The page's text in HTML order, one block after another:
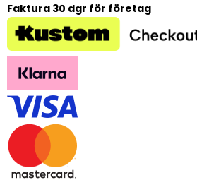
Faktura 30 dgr för företag